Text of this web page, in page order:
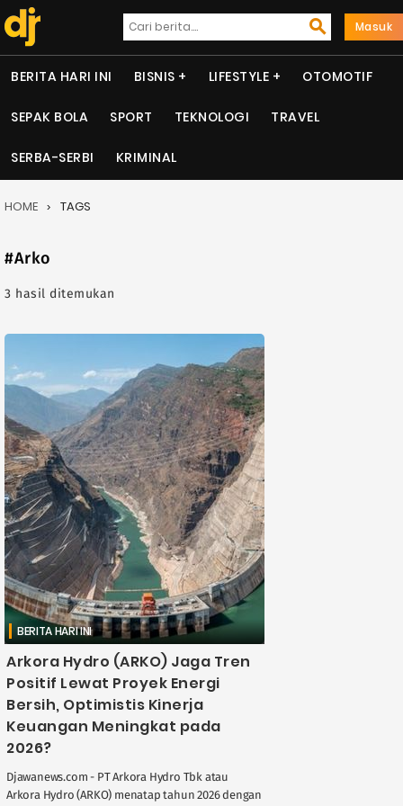
Masuk
BERITA HARI INI BISNIS LIFESTYLE OTOMOTIF
SEPAK BOLA SPORT TEKNOLOGI TRAVEL
SERBA-SERBI KRIMINAL
HOME TAGS
#Arko
3 hasil ditemukan
BERITA HARI INI
Arkora Hydro (ARKO) Jaga Tren
Positif Lewat Proyek Energi
Bersih, Optimistis Kinerja
Keuangan Meningkat pada
2026?
Djawanews.com - PT Arkora Hydro Tbk atau
Arkora Hydro (ARKO) menatap tahun 2026 dengan